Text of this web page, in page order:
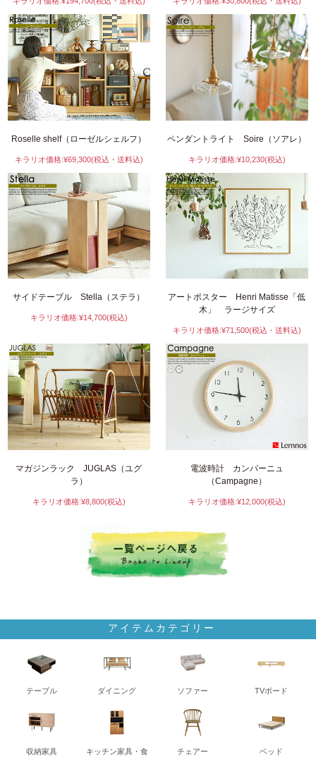
Roselle shelf（ローゼルシェルフ）
キラリオ価格:¥69,300(税込・送料込)
ペンダントライト Soire（ソアレ）
キラリオ価格:¥10,230(税込)
サイドテーブル Stella（ステラ）
キラリオ価格:¥14,700(税込)
アートポスター Henri Matisse「低
木」 ラージサイズ
キラリオ価格:¥71,500(税込・送料込)
マガジンラック JUGLAS（ユグ
ラ）
キラリオ価格:¥8,800(税込)
電波時計 カンパーニュ
（Campagne）
キラリオ価格:¥12,000(税込)
アイテムカテゴリー
テーブル ダイニング ソファー TVボード
収納家具
キッチン家具・食
チェアー ベッド